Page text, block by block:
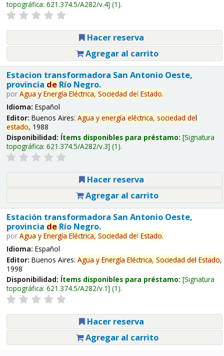
topográfica: 621.374.5/A282/v.4 (1).
Hacer reserva
Agregar al carrito
Estacion transformadora San Antonio Oeste,
provincia deRío Negro.
por Agua y Energía Eléctrica, Sociedad del Estado.
Idioma: Español
Editor: Buenos Aires: Agua y energía eléctrica, sociedad del
estado, 1988
Disponibilidad: Ítems disponibles para préstamo: Signatura
topográfica: 621.374.5/A282/v.3 (1).
Hacer reserva
Agregar al carrito
Estación transformadora San Antonio Oeste,
provincia deRío Negro.
por Agua y Energía Eléctrica, Sociedad del Estado.
Idioma: Español
Editor: Buenos Aires: Agua y Energía Eléctrica, Sociedad del Estado,
1998
Disponibilidad: Ítems disponibles para préstamo: Signatura
topográfica: 621.374.5/A282/v.1 (1).
Hacer reserva
Agregar al carrito